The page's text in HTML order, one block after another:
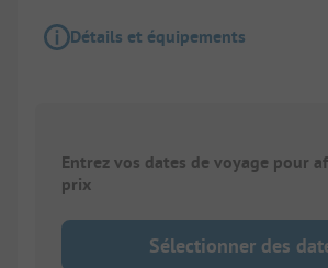
Détails et équipements
Entrez vos dates de voyage pour
prix
Sélectionner des